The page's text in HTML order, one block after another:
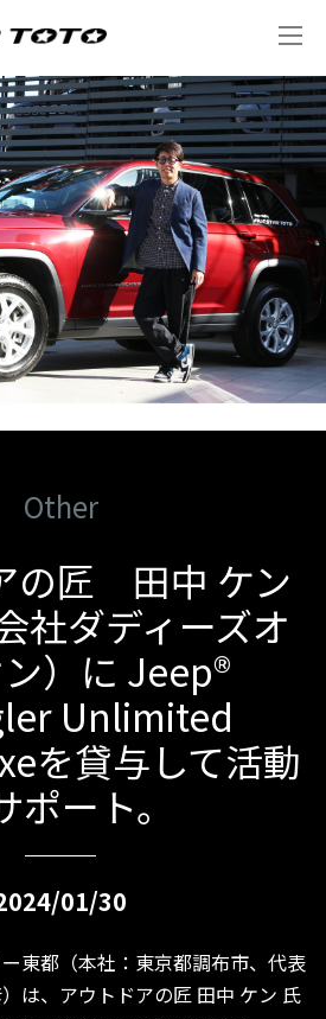
Other
の匠 田中 ケン
社ダディーズオ
）に Jeep®
Unlimited
を貸与して活動
ポート。
01/30
東都（本社：東京都調布市、代表
は、アウトドアの匠 田中 ケン 氏